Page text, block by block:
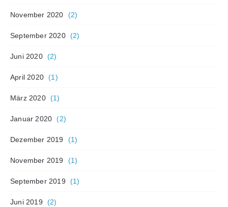
November 2020 (2)
September 2020 (2)
Juni 2020 (2)
April 2020 (1)
März 2020 (1)
Januar 2020 (2)
Dezember 2019 (1)
November 2019 (1)
September 2019 (1)
Juni 2019 (2)